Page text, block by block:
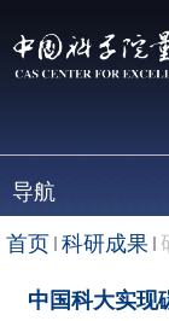
导航
首页 科研成果
中国科大实现